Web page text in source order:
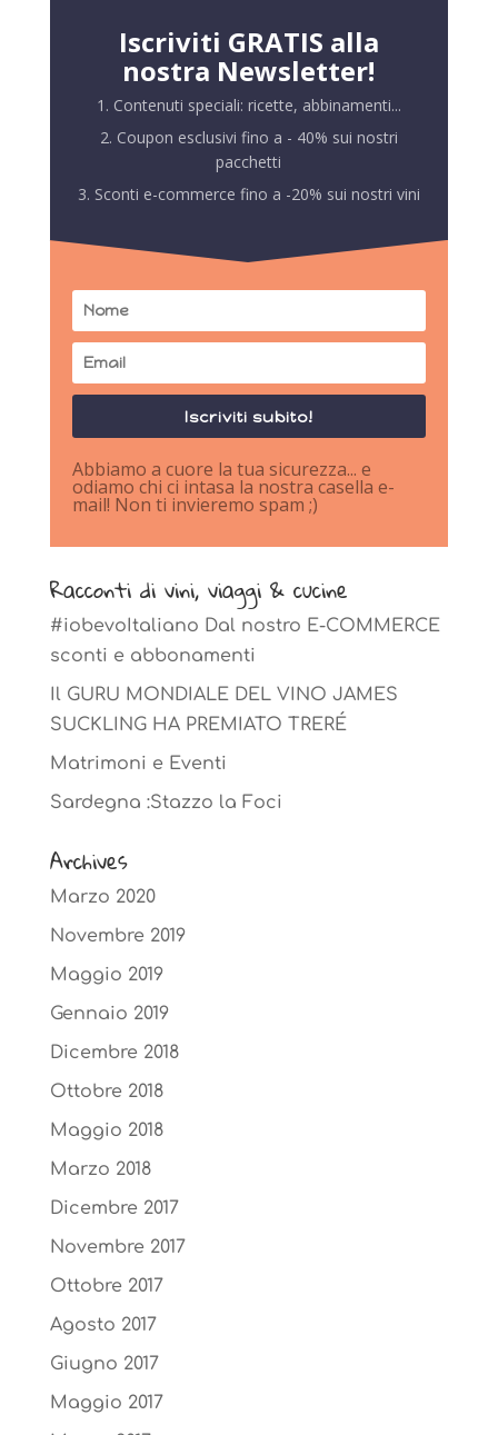
Iscriviti GRATIS alla
nostra Newsletter!
1. Contenuti speciali: ricette, abbinamenti...
2. Coupon esclusivi fino a - 40% sui nostri
pacchetti
3. Sconti e-commerce fino a -20% sui nostri vini
Iscriviti subito!
Abbiamo a cuore la tua sicurezza... e
odiamo chi ci intasa la nostra casella e-
mail! Non ti invieremo spam ;)
Racconti di vini, viaggi & cucine
#iobevoItaliano Dal nostro E-COMMERCE
sconti e abbonamenti
Il GURU MONDIALE DEL VINO JAMES
SUCKLING HA PREMIATO TRERÉ
Matrimoni e Eventi
Sardegna :Stazzo la Foci
Archives
Marzo 2020
Novembre 2019
Maggio 2019
Gennaio 2019
Dicembre 2018
Ottobre 2018
Maggio 2018
Marzo 2018
Dicembre 2017
Novembre 2017
Ottobre 2017
Agosto 2017
Giugno 2017
Maggio 2017